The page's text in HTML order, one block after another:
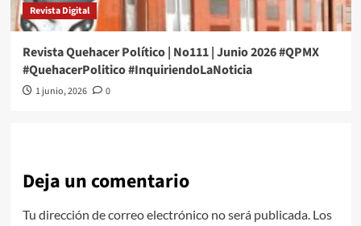
Revista Digital
Revista Quehacer Político | No111 | Junio 2026 #QPMX
#QuehacerPolitico #InquiriendoLaNoticia
1 junio, 2026 0
Deja un comentario
Tu dirección de correo electrónico no será publicada. Los